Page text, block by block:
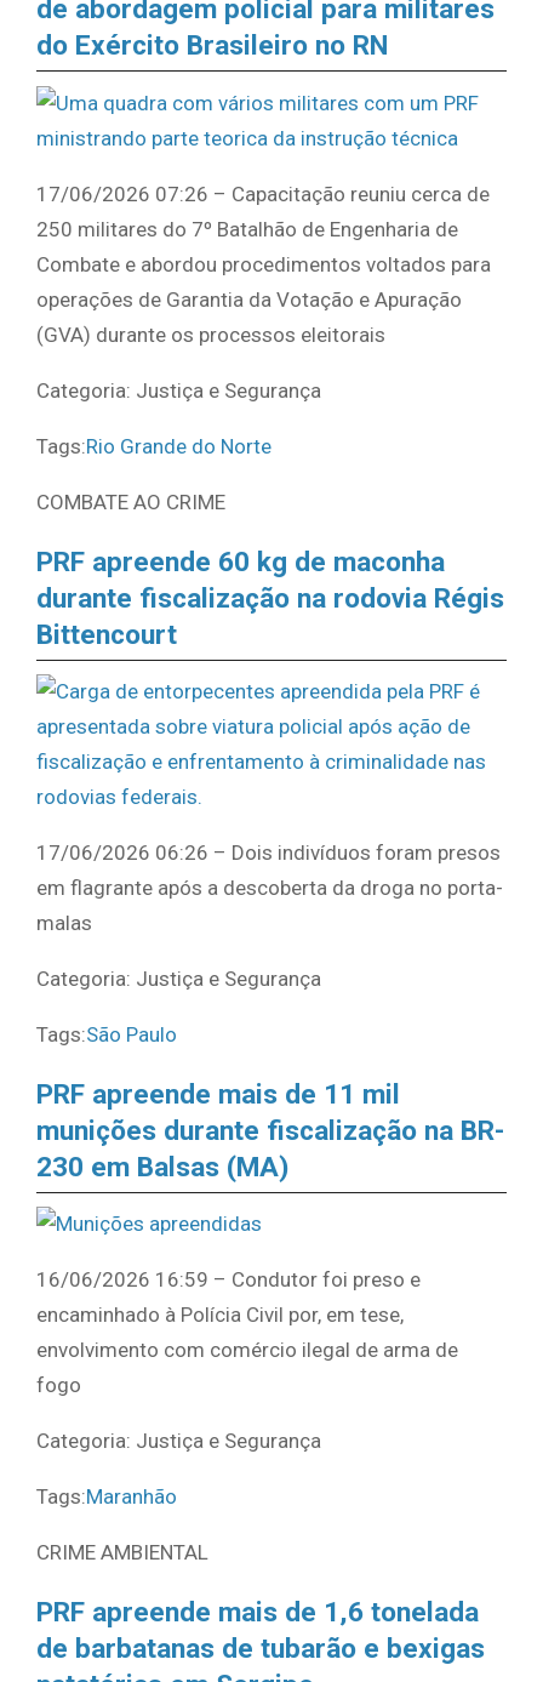
de abordagem policial para militares
do Exército Brasileiro no RN
17/06/2026 07:26 – Capacitação reuniu cerca de
250 militares do 7º Batalhão de Engenharia de
Combate e abordou procedimentos voltados para
operações de Garantia da Votação e Apuração
(GVA) durante os processos eleitorais
Categoria: Justiça e Segurança
Tags:Rio Grande do Norte
COMBATE AO CRIME
PRF apreende 60 kg de maconha
durante fiscalização na rodovia Régis
Bittencourt
17/06/2026 06:26 – Dois indivíduos foram presos
em flagrante após a descoberta da droga no porta-
malas
Categoria: Justiça e Segurança
Tags:São Paulo
PRF apreende mais de 11 mil
munições durante fiscalização na BR-
230 em Balsas (MA)
16/06/2026 16:59 – Condutor foi preso e
encaminhado à Polícia Civil por, em tese,
envolvimento com comércio ilegal de arma de
fogo
Categoria: Justiça e Segurança
Tags:Maranhão
CRIME AMBIENTAL
PRF apreende mais de 1,6 tonelada
de barbatanas de tubarão e bexigas